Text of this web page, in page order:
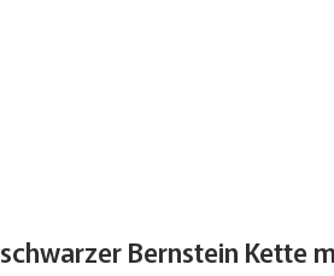
schwarzer Bernstein Kette